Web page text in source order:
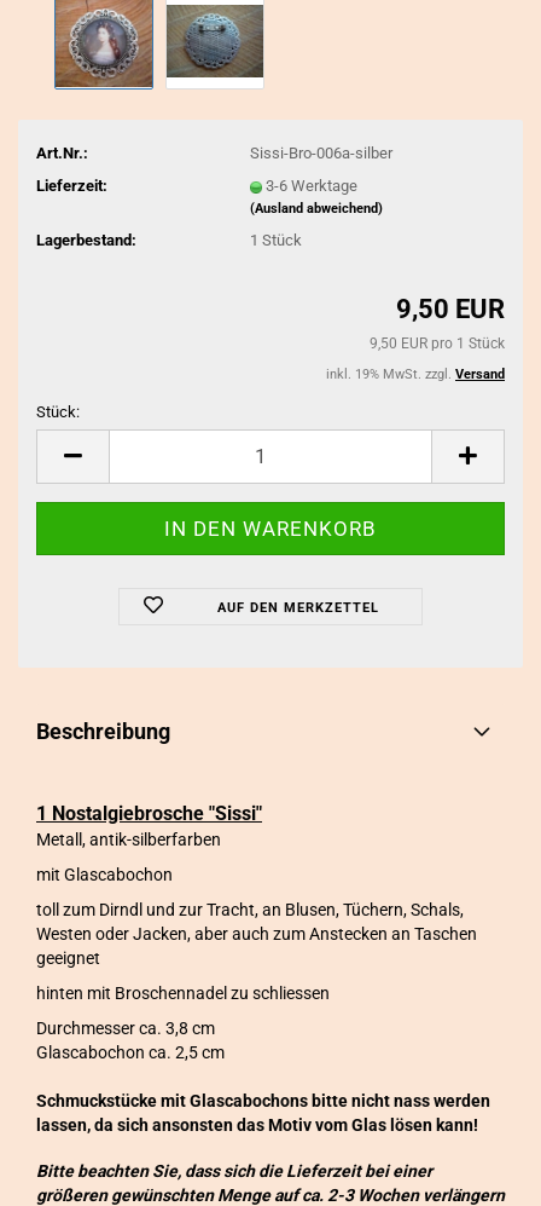
Art.Nr.:
Sissi-Bro-006a-silber
Lieferzeit:
3-6 Werktage
(Ausland abweichend)
Lagerbestand: 1 Stück
9,50 EUR
9,50 EUR pro 1 Stück
inkl. 19% MwSt. zzgl. Versand
Stück:
AUF DEN MERKZETTEL
Beschreibung
1 Nostalgiebrosche "Sissi"
Metall, antik-silberfarben
mit Glascabochon
toll zum Dirndl und zur Tracht, an Blusen, Tüchern, Schals,
Westen oder Jacken, aber auch zum Anstecken an Taschen
geeignet
hinten mit Broschennadel zu schliessen
Durchmesser ca. 3,8 cm
Glascabochon ca. 2,5 cm
Schmuckstücke mit Glascabochons bitte nicht nass werden
lassen, da sich ansonsten das Motiv vom Glas lösen kann!
Bitte beachten Sie, dass sich die Lieferzeit bei einer
größeren gewünschten Menge auf ca. 2-3 Wochen verlängern